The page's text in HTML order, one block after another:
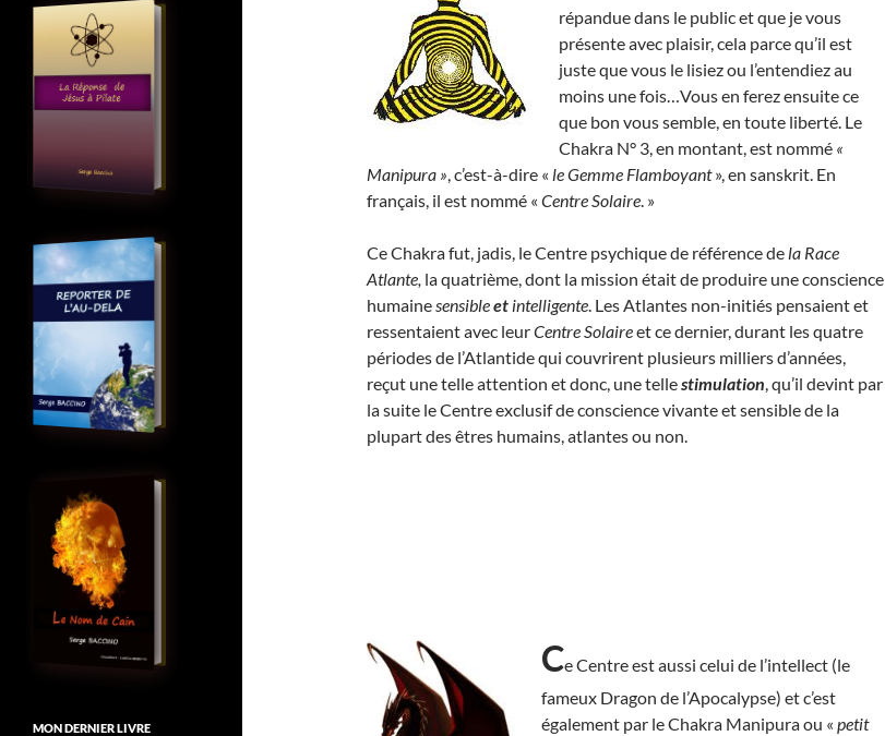
répandue dans le public et que je vous
présente avec plaisir, cela parce qu’il est
juste que vous le lisiez ou l’entendiez au
moins une fois…Vous en ferez ensuite ce
que bon vous semble, en toute liberté. Le
Chakra N° 3, en montant, est nommé «
Manipura », c’est-à-dire « le Gemme Flamboyant», en sanskrit. En
français, il est nommé « Centre Solaire. »
Ce Chakra fut, jadis, le Centre psychique de référence de la Race
Atlante, la quatrième, dont la mission était de produire une conscience
humainesensibleet intelligente. Les Atlantes non-initiés pensaient et
ressentaient avec leurCentre Solaireet ce dernier, durant les quatre
périodes de l’Atlantide qui couvrirent plusieurs milliers d’années,
reçut une telle attention et donc, une tellestimulation, qu’il devint par
la suite le Centre exclusif de conscience vivante et sensible de la
plupart des êtres humains, atlantes ou non.
Ce Centre est aussi celui de l’intellect (le
fameux Dragon de l’Apocalypse) et c’est
également par le Chakra Manipura ou « petit
MON DERNIER LIVRE